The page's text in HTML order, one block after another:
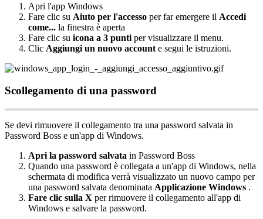
Apri l'app Windows
Fare clic su Aiuto per l'accesso per far emergere il Accedi
come... la finestra è aperta
Fare clic su icona a 3 punti per visualizzare il menu.
Clic Aggiungi un nuovo account e segui le istruzioni.
Scollegamento di una password
Se devi rimuovere il collegamento tra una password salvata in
Password Boss e un'app di Windows.
Apri la password salvata in Password Boss
Quando una password è collegata a un'app di Windows, nella
schermata di modifica verrà visualizzato un nuovo campo per
una password salvata denominata Applicazione Windows .
Fare clic sulla X per rimuovere il collegamento all'app di
Windows e salvare la password.